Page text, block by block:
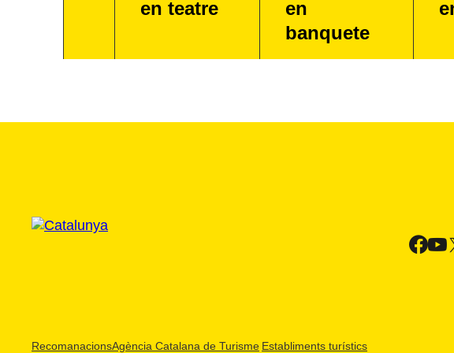
en teatre
en
banquete
RecomanacionsAgència Catalana de Turisme Establiments turístics